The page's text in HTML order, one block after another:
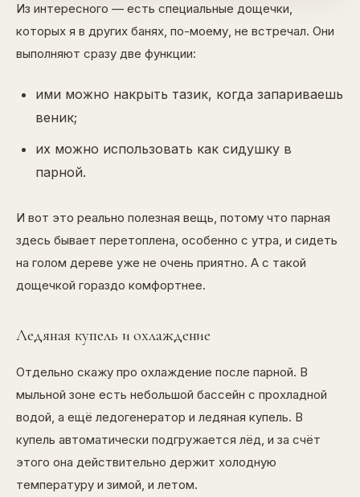
Из интересного — есть специальные дощечки,
которых я в других банях, по-моему, не встречал. Они
выполняют сразу две функции:
ими можно накрыть тазик, когда запариваешь
веник;
их можно использовать как сидушку в
парной.
И вот это реально полезная вещь, потому что парная
здесь бывает перетоплена, особенно с утра, и сидеть
на голом дереве уже не очень приятно. А с такой
дощечкой гораздо комфортнее.
Ледяная купель и охлаждение
Отдельно скажу про охлаждение после парной. В
мыльной зоне есть небольшой бассейн с прохладной
водой, а ещё ледогенератор и ледяная купель. В
купель автоматически подгружается лёд, и за счёт
этого она действительно держит холодную
температуру и зимой, и летом.